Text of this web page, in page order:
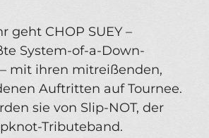
geht CHOP SUEY –
System-of-a-Down-
mit ihren mitreißenden,
Auftritten auf Tournee.
sie von Slip-NOT, der
Tributeband.